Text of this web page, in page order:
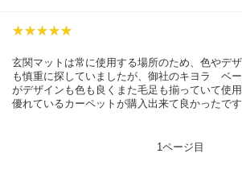
玄関マットは常に使用する場所のため、色やデ
も慎重に探していましたが、御社のキヨラ ベー
がデザインも色も良くまた毛足も揃っていて使
優れているカーペットが購入出来て良かったです
1ページ目